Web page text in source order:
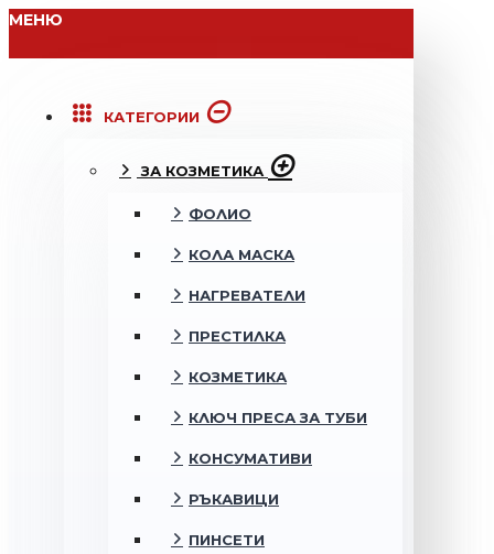
МЕНЮ
КАТЕГОРИИ
ЗА КОЗМЕТИКА
ФОЛИО
КОЛА МАСКА
НАГРЕВАТЕЛИ
ПРЕСТИЛКА
КОЗМЕТИКА
КЛЮЧ ПРЕСА ЗА ТУБИ
КОНСУМАТИВИ
РЪКАВИЦИ
ПИНСЕТИ